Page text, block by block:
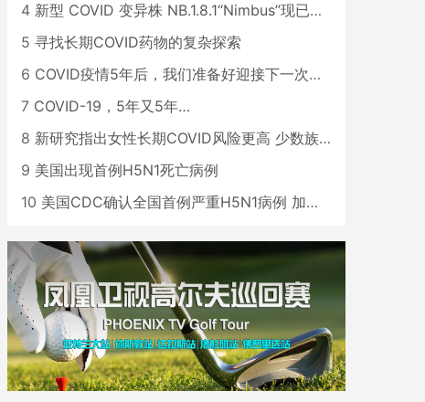
4 新型 COVID 变异株 NB.1.8.1“Nimbus”现已在美国占据主导地位
5 寻找长期COVID药物的复杂探索
6 COVID疫情5年后，我们准备好迎接下一次大流行了吗？
7 COVID-19，5年又5年…
8 新研究指出女性长期COVID风险更高 少数族裔儿童存在差异
9 美国出现首例H5N1死亡病例
10 美国CDC确认全国首例严重H5N1病例 加州进入紧急状态